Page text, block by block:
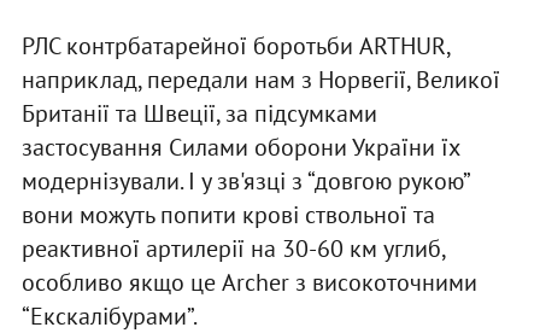
РЛС контрбатарейної боротьби ARTHUR,
наприклад, передали нам з Норвегії, Великої
Британії та Швеції, за підсумками
застосування Силами оборони України їх
модернізували. І у зв'язці з “довгою рукою”
вони можуть попити крові ствольної та
реактивної артилерії на 30-60 км углиб,
особливо якщо це Archer з високоточними
“Екскалібурами”.